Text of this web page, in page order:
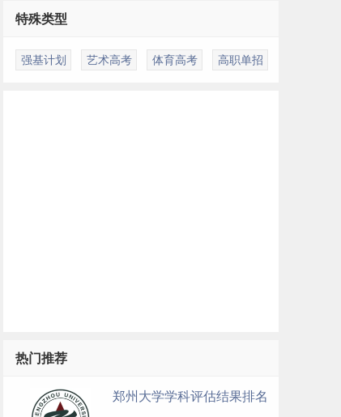
特殊类型
强基计划 艺术高考 体育高考 高职单招
热门推荐
郑州大学学科评估结果排名